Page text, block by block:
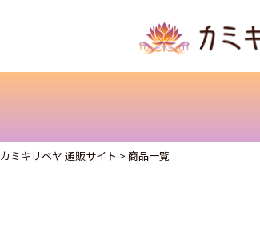
カミキリベヤ 通販サイト > 商品一覧